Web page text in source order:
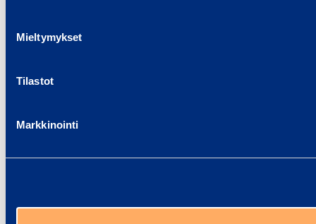
Mieltymykset
Tilastot
Markkinointi